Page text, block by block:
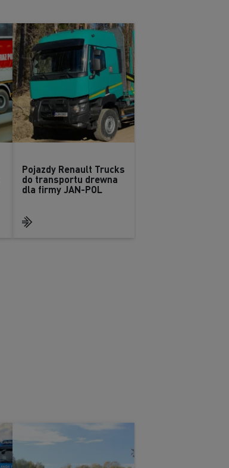
Pojazdy Renault Trucks
do transportu drewna
dla firmy JAN-POL